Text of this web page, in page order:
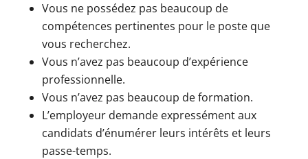
Vous ne possédez pas beaucoup de
compétences pertinentes pour le poste que
vous recherchez.
Vous n’avez pas beaucoup d’expérience
professionnelle.
Vous n’avez pas beaucoup de formation.
L’employeur demande expressément aux
candidats d’énumérer leurs intérêts et leurs
passe-temps.